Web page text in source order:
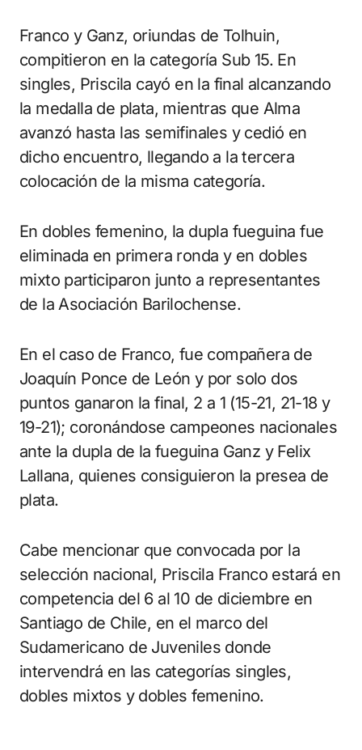
Franco y Ganz, oriundas de Tolhuin,
compitieron en la categoría Sub 15. En
singles, Priscila cayó en la final alcanzando
la medalla de plata, mientras que Alma
avanzó hasta las semifinales y cedió en
dicho encuentro, llegando a la tercera
colocación de la misma categoría.
En dobles femenino, la dupla fueguina fue
eliminada en primera ronda y en dobles
mixto participaron junto a representantes
de la Asociación Barilochense.
En el caso de Franco, fue compañera de
Joaquín Ponce de León y por solo dos
puntos ganaron la final, 2 a 1 (15-21, 21-18 y
19-21); coronándose campeones nacionales
ante la dupla de la fueguina Ganz y Felix
Lallana, quienes consiguieron la presea de
plata.
Cabe mencionar que convocada por la
selección nacional, Priscila Franco estará en
competencia del 6 al 10 de diciembre en
Santiago de Chile, en el marco del
Sudamericano de Juveniles donde
intervendrá en las categorías singles,
dobles mixtos y dobles femenino.